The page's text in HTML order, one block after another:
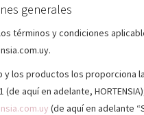
generales
términos y condiciones
y los productos los proporciona la
(de aquí en adelante,
(de aquí en adelante